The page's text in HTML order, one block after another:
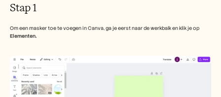
Stap 1
Elementen.